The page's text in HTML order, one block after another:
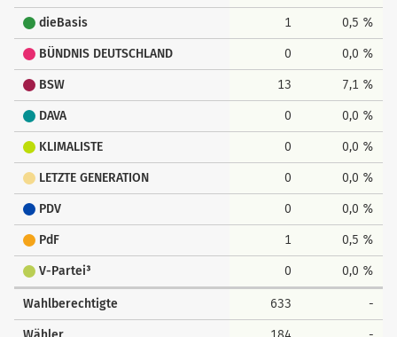
dieBasis 1 0,5 %
BÜNDNIS DEUTSCHLAND 0 0,0 %
BSW 13 7,1 %
DAVA 0 0,0 %
KLIMALISTE 0 0,0 %
LETZTE GENERATION 0 0,0 %
PDV 0 0,0 %
PdF 1 0,5 %
V-Partei³ 0 0,0 %
Wahlberechtigte 633 -